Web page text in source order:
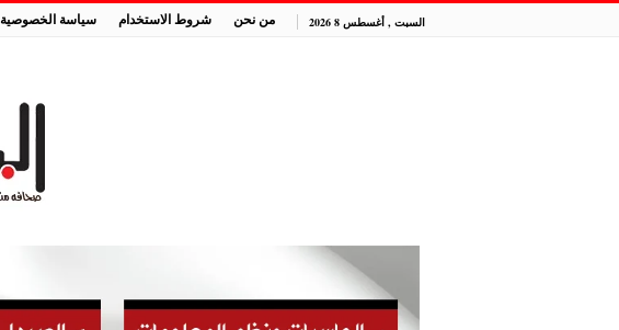
السبت , أغسطس 8 2026 من نحن شروط الاستخدام سياسة الخصوصية